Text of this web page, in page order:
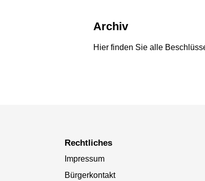
Archiv
Hier finden Sie alle
Rechtliches
Impressum
Bürgerkontakt